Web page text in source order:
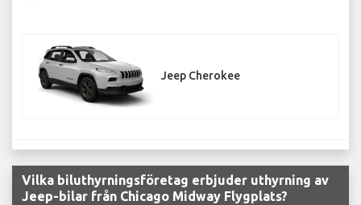
Jeep Cherokee
Vilka biluthyrningsföretag erbjuder uthyrning av
Jeep-bilar från Chicago Midway Flygplats?